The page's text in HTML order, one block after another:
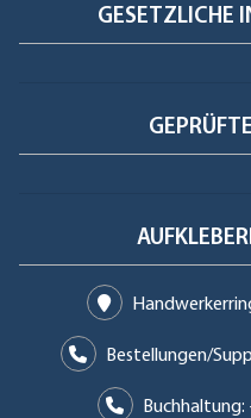
GESETZLICHE
Bestellungen/